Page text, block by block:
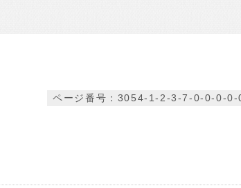
ページ番号：3054-1-2-3-7-0-0-0-0-